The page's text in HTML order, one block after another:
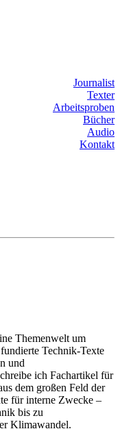
Journalist
Texter
Arbeitsproben
Bücher
Audio
Kontakt
Themenwelt um
Technik-Texte
und
ich Fachartikel für
dem großen Feld der
für interne Zwecke –
bis zu
Klimawandel.